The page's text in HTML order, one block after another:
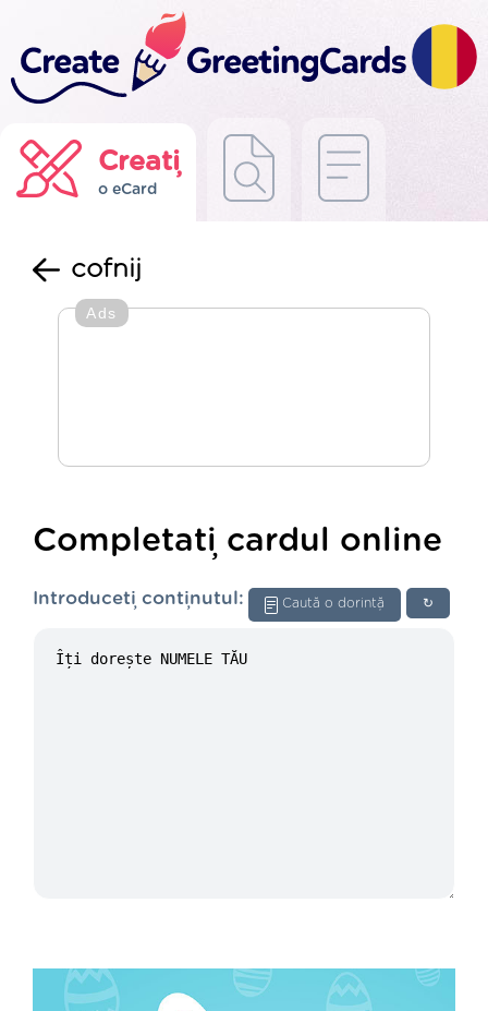
Creați
o eCard
cofnij
Ads
Completați cardul online
↻
Caută o dorință
Introduceți conținutul: